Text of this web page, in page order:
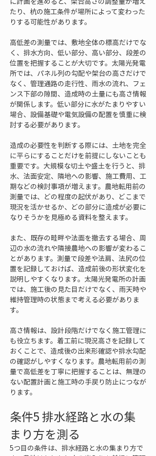
たり、杭の施工条件が場所によって変わった
りする可能性があります。
高低差の測量では、敷地全体の標高だけでな
く、排水方向、低い部分、高い部分、段差の
位置を把握することが大切です。太陽光発電
所では、パネル列の勾配や架台の高さだけで
なく、管理通路の走行性、雨水の流れ、フェ
ンス下部の隙間、造成時の土量にも高さ情報
が関係します。低い部分に水がたまりやすい
場合、設備基礎や電気設備の配置を慎重に検
討する必要があります。
造成の必要性を判断する際には、土地を完全
に平らにすることだけを前提にしないことも
重要です。大規模な切土や盛土を行うと、排
水、法面安定、隣地への影響、施工費用、工
期などの検討事項が増えます。農地転用前の
測量では、どの程度の起伏があり、どこまで
現況を活かせるか、どの部分に造成が必要に
なりそうかを見極める資料を整えます。
また、既存の畦畔や法面を撤去する場合、周
辺の水の流れや隣接農地への影響が変わるこ
とがあります。測量で段差や法肩、法尻の位
置を記録しておけば、造成前後の形状変化を
説明しやすくなります。太陽光発電所の計画
では、施工後の見た目だけでなく、雨天時や
維持管理時の状態まで考える必要がありま
す。
高さ情報は、設計段階だけでなく施工管理に
も役立ちます。着工前に現況高さを記録して
おくことで、造成後の出来形確認や排水勾配
の確認がしやすくなります。農地転用前の測
量で高低差を丁寧に把握することは、無理の
ない配置計画と施工時の手戻り防止につなが
ります。
条件5 排水経路と水の集
まり方を測る
5つ目の条件は、排水経路と水の集まり方で